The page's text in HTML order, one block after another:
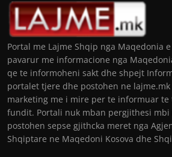
Portal me Lajme Shqip nga Maqedonia
pavarur me informacione nga
qe te informoheni sakt dhe shpejt
portalet tjere dhe postohen ne
marketing me i mire per te informuar te
fundit. Portali nuk mban pergjithesi
postohen sepse gjithcka meret nga
Shqiptare ne Maqedoni Kosova dhe